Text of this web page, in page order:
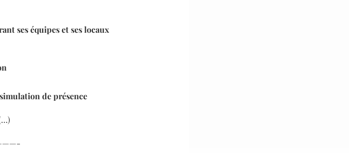
ses équipes et seslocaux
de présence